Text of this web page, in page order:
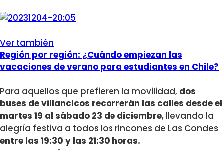
Ver también
Región por región: ¿Cuándo empiezan las
vacaciones de verano para estudiantes en Chile?
Para aquellos que prefieren la movilidad, dos
buses de villancicos recorrerán las calles desde el
martes 19 al sábado 23 de diciembre, llevando la
alegría festiva a todos los rincones de Las Condes
entre las 19:30 y las 21:30 horas.